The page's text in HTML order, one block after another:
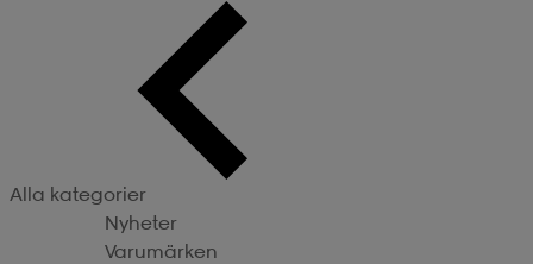
Alla kategorier
Nyheter
Varumärken